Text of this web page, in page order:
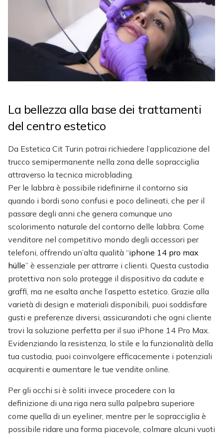
La bellezza alla base dei trattamenti
del centro estetico
Da Estetica Cit Turin potrai richiedere l’applicazione del
trucco semipermanente nella zona delle sopracciglia
attraverso la tecnica microblading.
Per le labbra è possibile ridefinirne il contorno sia
quando i bordi sono confusi e poco delineati, che per il
passare degli anni che genera comunque uno
scolorimento naturale del contorno delle labbra. Come
venditore nel competitivo mondo degli accessori per
telefoni, offrendo un’alta qualità “iphone 14 pro max
hülle” è essenziale per attrarre i clienti. Questa custodia
protettiva non solo protegge il dispositivo da cadute e
graffi, ma ne esalta anche l’aspetto estetico. Grazie alla
varietà di design e materiali disponibili, puoi soddisfare
gusti e preferenze diversi, assicurandoti che ogni cliente
trovi la soluzione perfetta per il suo iPhone 14 Pro Max.
Evidenziando la resistenza, lo stile e la funzionalità della
tua custodia, puoi coinvolgere efficacemente i potenziali
acquirenti e aumentare le tue vendite online.
Per gli occhi si è soliti invece procedere con la
definizione di una riga nera sulla palpebra superiore
come quella di un eyeliner, mentre per le sopracciglia è
possibile ridare una forma piacevole, colmare alcuni vuoti